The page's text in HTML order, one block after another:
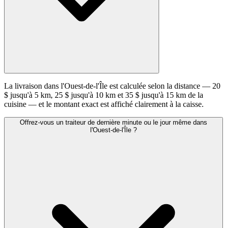
La livraison dans l'Ouest-de-l'Île est calculée selon la distance — 20
$ jusqu'à 5 km, 25 $ jusqu'à 10 km et 35 $ jusqu'à 15 km de la
cuisine — et le montant exact est affiché clairement à la caisse.
Offrez-vous un traiteur de dernière minute ou le jour même dans
l'Ouest-de-l'Île ?